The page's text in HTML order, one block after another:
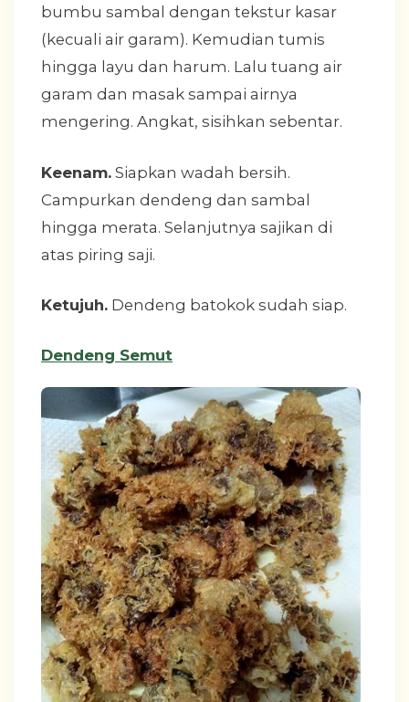
bumbu sambal dengan tekstur kasar
(kecuali air garam). Kemudian tumis
hingga layu dan harum. Lalu tuang air
garam dan masak sampai airnya
mengering. Angkat, sisihkan sebentar.
Keenam. Siapkan wadah bersih.
Campurkan dendeng dan sambal
hingga merata. Selanjutnya sajikan di
atas piring saji.
Ketujuh. Dendeng batokok sudah siap.
Dendeng Semut